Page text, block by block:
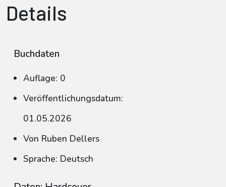
Details
Buchdaten
Auflage: 0
Veröffentlichungsdatum:
01.05.2026
Von Ruben Dellers
Sprache: Deutsch